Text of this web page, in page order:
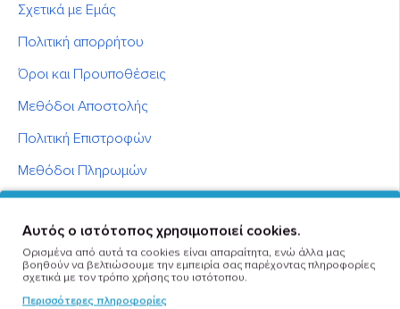
Σχετικά με Εμάς
Πολιτική απορρήτου
Όροι και Προυποθέσεις
Μεθόδοι Αποστολής
Πολιτική Επιστροφών
Μεθόδοι Πληρωμών
Καταστήματα
Business guide
Σύμβουλος Αγοράς
Αυτός ο ιστότοπος χρησιμοποιεί cookies.
Ορισμένα από αυτά τα cookies είναι απαραίτητα, ενώ άλλα μας
βοηθούν να βελτιώσουμε την εμπειρία σας παρέχοντας πληροφορίες
σχετικά με τον τρόπο χρήσης του ιστότοπου.
Περισσότερες πληροφορίες